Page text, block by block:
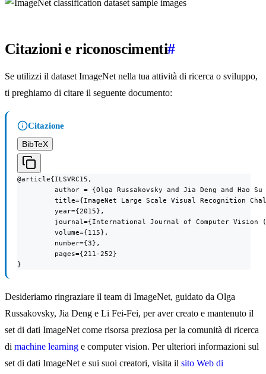
Citazioni e riconoscimenti#
Se utilizzi il dataset ImageNet nella tua attività di ricerca o sviluppo,
ti preghiamo di citare il seguente documento:
Citazione
BibTeX
@article{ILSVRC15,
author = {Olga Russakovsky and Jia Deng and Hao
title={ImageNet Large Scale Visual Recognition
         year={2015},
journal={International Journal of Computer Vision
         volume={115},
         number={3},
         pages={211-252}
}
Desideriamo ringraziare il team di ImageNet, guidato da Olga
Russakovsky, Jia Deng e Li Fei-Fei, per aver creato e mantenuto il
set di dati ImageNet come risorsa preziosa per la comunità di ricerca
di machine learning e computer vision. Per ulteriori informazioni sul
set di dati ImageNet e sui suoi creatori, visita il sito Web di